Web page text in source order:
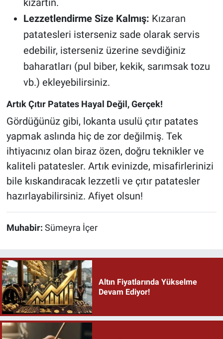
kızartın.
Lezzetlendirme Size Kalmış: Kızaran
patatesleri isterseniz sade olarak servis
edebilir, isterseniz üzerine sevdiğiniz
baharatları (pul biber, kekik, sarımsak tozu
vb.) ekleyebilirsiniz.
Artık Çıtır Patates Hayal Değil, Gerçek!
Gördüğünüz gibi, lokanta usulü çıtır patates
yapmak aslında hiç de zor değilmiş. Tek
ihtiyacınız olan biraz özen, doğru teknikler ve
kaliteli patatesler. Artık evinizde, misafirlerinizi
bile kıskandıracak lezzetli ve çıtır patatesler
hazırlayabilirsiniz. Afiyet olsun!
Muhabir: Sümeyra İçer
Altın Fiyatlarında Yükselme
Devam Ediyor!